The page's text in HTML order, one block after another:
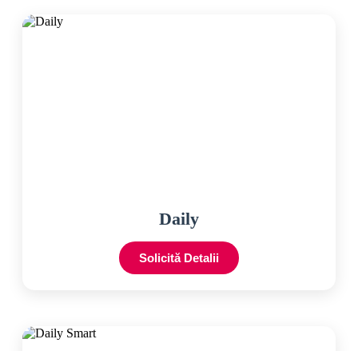
Daily
Solicită Detalii